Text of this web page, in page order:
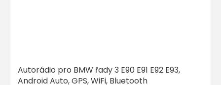
Autorádio pro BMW řady 3 E90 E91 E92 E93,
Android Auto, GPS, WiFi, Bluetooth